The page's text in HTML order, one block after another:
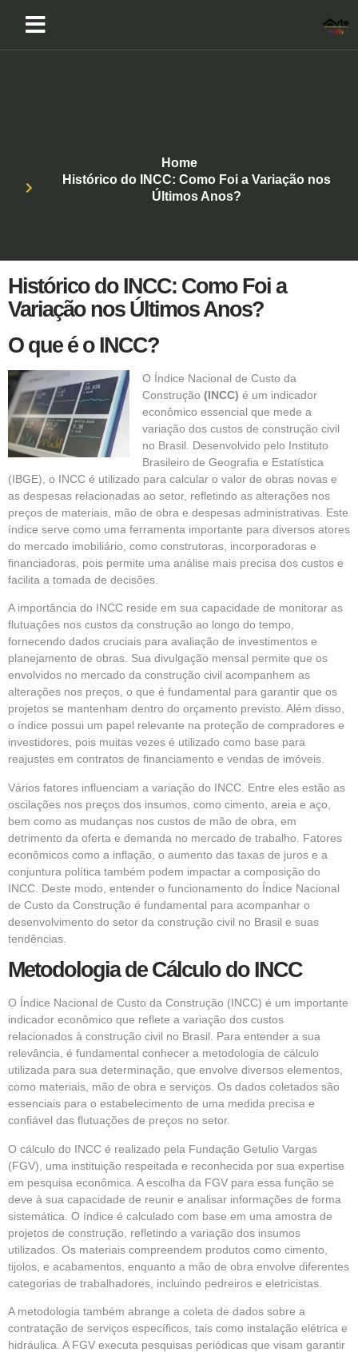
Home
Histórico do INCC: Como Foi a Variação nos
Últimos Anos?
Histórico do INCC: Como Foi a
Variação nos Últimos Anos?
O que é o INCC?
O Índice Nacional de Custo da
Construção (INCC) é um indicador
econômico essencial que mede a
variação dos custos de construção civil
no Brasil.
Desenvolvido pelo Instituto
Brasileiro de Geografia e Estatística
(IBGE), o INCC é utilizado para calcular o valor de obras novas e
as despesas relacionadas ao setor, refletindo as alterações nos
preços de materiais, mão de obra e despesas administrativas. Este
índice serve como uma ferramenta importante para diversos atores
do mercado imobiliário, como construtoras, incorporadoras e
financiadoras, pois permite uma análise mais precisa dos custos e
facilita a tomada de decisões.
A importância do INCC reside em sua capacidade de monitorar as
flutuações nos custos da construção ao longo do tempo,
fornecendo dados cruciais para avaliação de investimentos e
planejamento de obras. Sua divulgação mensal permite que os
envolvidos no mercado da construção civil acompanhem as
alterações nos preços, o que é fundamental para garantir que os
projetos se mantenham dentro do orçamento previsto. Além disso,
o índice possui um papel relevante na proteção de compradores e
investidores, pois muitas vezes é utilizado como base para
reajustes em contratos de financiamento e vendas de imóveis.
Vários fatores influenciam a variação do INCC. Entre eles estão as
oscilações nos preços dos insumos, como cimento, areia e aço,
bem como as mudanças nos custos de mão de obra, em
detrimento da oferta e demanda no mercado de trabalho. Fatores
econômicos como a inflação, o aumento das taxas de juros e a
conjuntura política também podem impactar a composição do
INCC. Deste modo, entender o funcionamento do Índice Nacional
de Custo da Construção é fundamental para acompanhar o
desenvolvimento do setor da construção civil no Brasil e suas
tendências.
Metodologia de Cálculo do INCC
O Índice Nacional de Custo da Construção (INCC) é um importante
indicador econômico que reflete a variação dos custos
relacionados à construção civil no Brasil. Para entender a sua
relevância, é fundamental conhecer a metodologia de cálculo
utilizada para sua determinação, que envolve diversos elementos,
como materiais, mão de obra e serviços. Os dados coletados são
essenciais para o estabelecimento de uma medida precisa e
confiável das flutuações de preços no setor.
O cálculo do INCC é realizado pela Fundação Getulio Vargas
(FGV), uma instituição respeitada e reconhecida por sua expertise
em pesquisa econômica. A escolha da FGV para essa função se
deve à sua capacidade de reunir e analisar informações de forma
sistemática. O índice é calculado com base em uma amostra de
projetos de construção, refletindo a variação dos insumos
utilizados. Os materiais compreendem produtos como cimento,
tijolos, e acabamentos, enquanto a mão de obra envolve diferentes
categorias de trabalhadores, incluindo pedreiros e eletricistas.
A metodologia também abrange a coleta de dados sobre a
contratação de serviços específicos, tais como instalação elétrica e
hidráulica. A FGV executa pesquisas periódicas que visam garantir